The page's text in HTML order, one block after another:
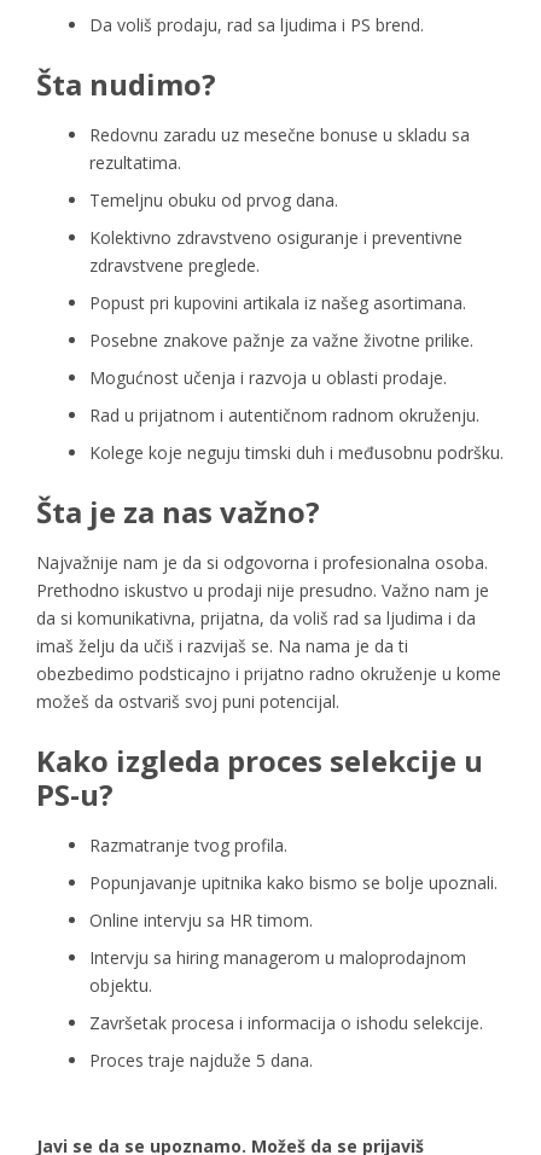
Da voliš prodaju, rad sa ljudima i PS brend.
Šta nudimo?
Redovnu zaradu uz mesečne bonuse u skladu sa
rezultatima.
Temeljnu obuku od prvog dana.
Kolektivno zdravstveno osiguranje i preventivne
zdravstvene preglede.
Popust pri kupovini artikala iz našeg asortimana.
Posebne znakove pažnje za važne životne prilike.
Mogućnost učenja i razvoja u oblasti prodaje.
Rad u prijatnom i autentičnom radnom okruženju.
Kolege koje neguju timski duh i međusobnu podršku.
Šta je za nas važno?
Najvažnije nam je da si odgovorna i profesionalna osoba.
Prethodno iskustvo u prodaji nije presudno. Važno nam je
da si komunikativna, prijatna, da voliš rad sa ljudima i da
imaš želju da učiš i razvijaš se. Na nama je da ti
obezbedimo podsticajno i prijatno radno okruženje u kome
možeš da ostvariš svoj puni potencijal.
Kako izgleda proces selekcije u
PS-u?
Razmatranje tvog profila.
Popunjavanje upitnika kako bismo se bolje upoznali.
Online intervju sa HR timom.
Intervju sa hiring managerom u maloprodajnom
objektu.
Završetak procesa i informacija o ishodu selekcije.
Proces traje najduže 5 dana.
Javi se da se upoznamo. Možeš da se prijaviš